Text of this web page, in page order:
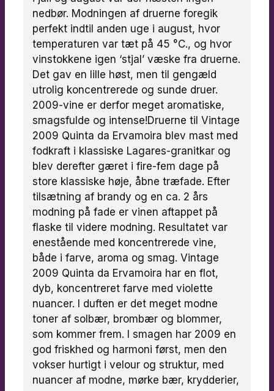
nedbør. Modningen af druerne foregik
perfekt indtil anden uge i august, hvor
temperaturen var tæt på 45 °C., og hvor
vinstokkene igen ‘stjal’ væske fra druerne.
Det gav en lille høst, men til gengæld
utrolig koncentrerede og sunde druer.
2009-vine er derfor meget aromatiske,
smagsfulde og intense!Druerne til Vintage
2009 Quinta da Ervamoira blev mast med
fodkraft i klassiske Lagares-granitkar og
blev derefter gæret i fire-fem dage på
store klassiske høje, åbne træfade. Efter
tilsætning af brandy og en ca. 2 års
modning på fade er vinen aftappet på
flaske til videre modning. Resultatet var
enestående med koncentrerede vine,
både i farve, aroma og smag. Vintage
2009 Quinta da Ervamoira har en flot,
dyb, koncentreret farve med violette
nuancer. I duften er det meget modne
toner af solbær, brombær og blommer,
som kommer frem. I smagen har 2009 en
god friskhed og harmoni først, men den
vokser hurtigt i velour og struktur, med
nuancer af modne, mørke bær, krydderier,